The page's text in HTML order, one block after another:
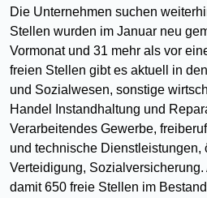
Die Unternehmen suchen
Stellen wurden im Januar neu
Vormonat und 31 mehr als vor
freien Stellen gibt es aktuell in
und Sozialwesen, sonstige
Handel Instandhaltung und
Verarbeitendes Gewerbe,
und technische Dienstleistungen,
Verteidigung,
damit 650 freie Stellen im